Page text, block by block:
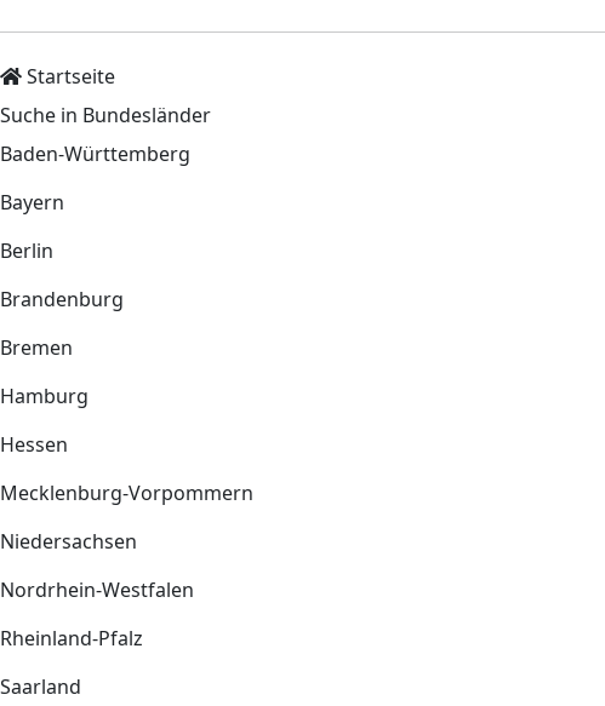
Startseite
Suche in Bundesländer
Baden-Württemberg
Bayern
Berlin
Brandenburg
Bremen
Hamburg
Hessen
Mecklenburg-Vorpommern
Niedersachsen
Nordrhein-Westfalen
Rheinland-Pfalz
Saarland